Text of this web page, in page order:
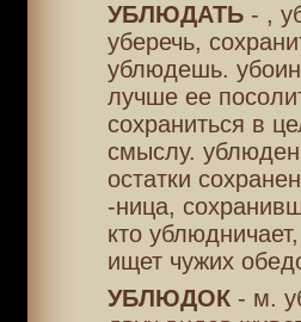
УБЛЮДАТЬ- ,
уберечь,
ублюдешь.
лучше ее
сохраниться в
смыслу.
остатки
-ница,
кто
ищет чужих
УБЛЮДОК- м.